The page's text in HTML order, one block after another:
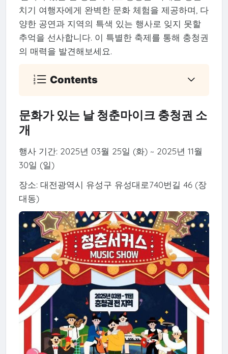
치기 여행자에게 완벽한 문화 체험을 제공하며, 다
양한 공연과 지역의 특색 있는 행사로 잊지 못할
추억을 선사합니다. 이 특별한 축제를 통해 충청권
의 매력을 발견해보세요.
Contents
문화가 있는 날 청춘마이크 충청권 소
개
행사 기간: 2025년 03월 25일 (화) ~ 2025년 11월
30일 (일)
장소: 대전광역시 유성구 유성대로740번길 46 (장
대동)